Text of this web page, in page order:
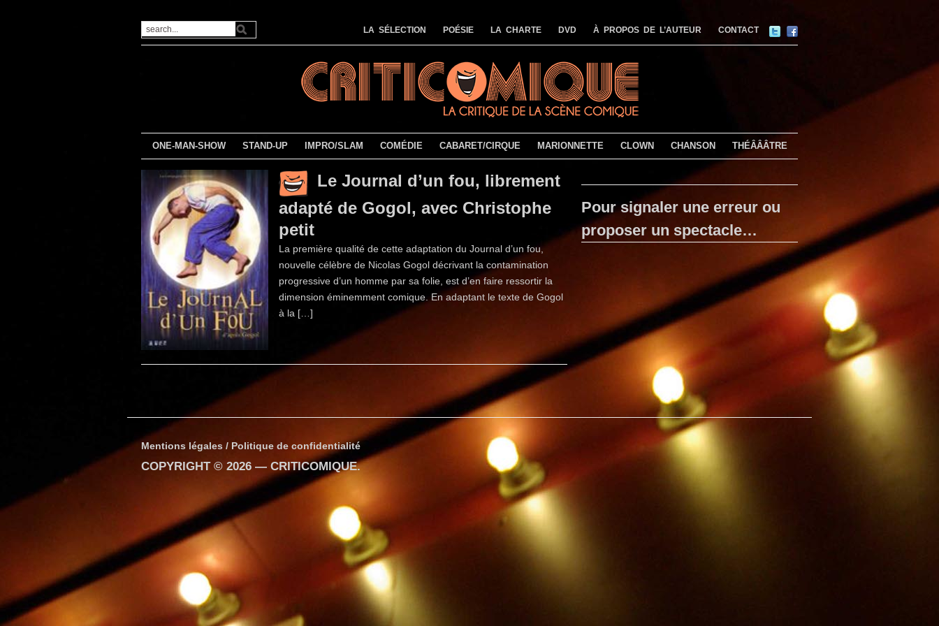
LA SÉLECTION POÉSIE LA CHARTE DVD À PROPOS DE L’AUTEUR CONTACT
ONE-MAN-SHOW STAND-UP IMPRO/SLAM COMÉDIE CABARET/CIRQUE MARIONNETTE CLOWN CHANSON THÉÂÂÂTRE
Le Journal d’un fou, librement
adapté de Gogol, avec Christophe
petit
La première qualité de cette adaptation du Journal d’un fou,
nouvelle célèbre de Nicolas Gogol décrivant la contamination
progressive d’un homme par sa folie, est d’en faire ressortir la
dimension éminemment comique. En adaptant le texte de Gogol
à la […]
Pour signaler une erreur ou
proposer un spectacle…
Mentions légales / Politique de confidentialité
COPYRIGHT © 2026 — CRITICOMIQUE.